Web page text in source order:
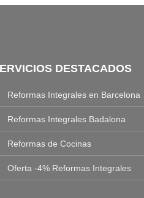
DESTACADOS
Reformas Integrales en Barcelona
Reformas Integrales Badalona
Reformas de Cocinas
Oferta -4% Reformas Integrales